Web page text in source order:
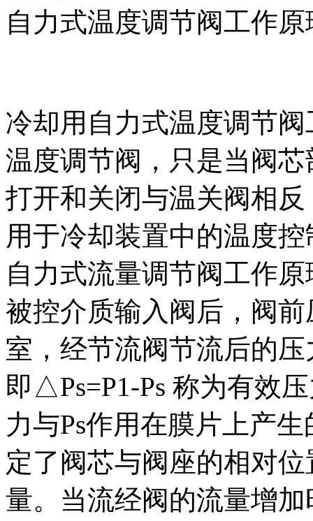
自力式温度调节阀工作
冷却用自力式温度调节
温度调节阀，只是当阀
打开和关闭与温关阀相
用于冷却装置中的温度控
自力式流量调节阀工作原
被控介质输入阀后，阀
室，经节流阀节流后的压
即△Ps=P1-Ps 称为有效
力与Ps作用在膜片上产
定了阀芯与阀座的相对
量。当流经阀的流量增